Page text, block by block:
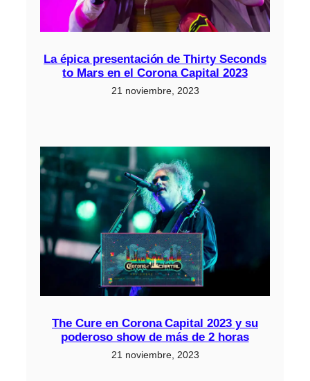
La épica presentación de Thirty Seconds
to Mars en el Corona Capital 2023
21 noviembre, 2023
The Cure en Corona Capital 2023 y su
poderoso show de más de 2 horas
21 noviembre, 2023